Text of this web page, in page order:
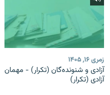
زمری ۱۶, ۱۴۰۵
آزادی و شنونده‌گان (تکرار) - مهمان
آزادی (تکرار)